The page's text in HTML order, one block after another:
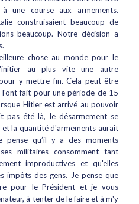
à une course aux armements.
construisaient beaucoup de
beaucoup. Notre décision a
chose au monde pour le
au plus vite une autre
y mettre fin. Cela peut être
fait pour une période de 15
Hitler est arrivé au pouvoir
pas été là, le désarmement se
la quantité d'armements aurait
pense qu’il y a des moments
militaires consomment tant
improductives et qu'elles
impôts des gens. Je pense que
pour le Président et je vous
à tenter de le faire et à m'y